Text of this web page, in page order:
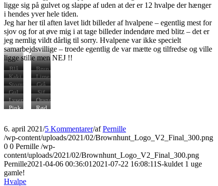
ligge sig på gulvet og slappe af uden at der er 12 hvalpe der hænger
i hendes yver hele tiden.
Jeg har her til aften lavet lidt billeder af hvalpene – egentlig mest for
sjov og for at øve mig i at tage billeder indendøre med blitz – det er
jeg nemlig vildt dårlig til sorry. Hvalpene var ikke specielt
samarbejdsvillige – troede egentlig de var mætte og tilfredse og ville
ligge stille men NEJ !!
Blå
dreng
Brun
dreng
Kaki
dreng
Lime
dreng
Storm
(turkis)
Grå
pige
Gul
pige
Sif
(lilla)
Lyserød
Pige
Orange
pige
Pink
Rød
6. april 2021/5 Kommentarer/afPernille
/wp-content/uploads/2021/02/Brownhunt_Logo_V2_Final_300.png
0 0 Pernille /wp-
content/uploads/2021/02/Brownhunt_Logo_V2_Final_300.png
Pernille2021-04-06 00:36:01 2021-07-22 16:08:11 S-kuldet 1 uge
gamle!
Hvalpe